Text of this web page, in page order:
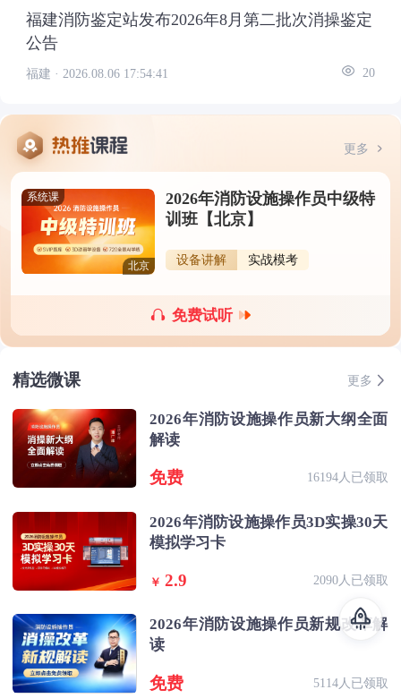
福建消防鉴定站发布2026年8月第二批次消操鉴定
公告
福建 · 2026.08.06 17:54:41 20
更多
系统课
北京
2026年消防设施操作员中级特
训班【北京】
设备讲解 实战模考
免费试听
精选微课 更多
2026年消防设施操作员新大纲全面
解读
免费 16194人已领取
2026年消防设施操作员3D实操30天
模拟学习卡
￥ 2.9 2090人已领取
2026年消防设施操作员新规改革解
读
免费 5114人已领取